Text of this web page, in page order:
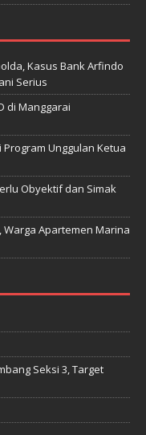
Kasus Bank Arfindo
Serius
di Manggarai
Unggulan Ketua
Obyektif dan Simak
Warga Apartemen Marina
Seksi 3, Target